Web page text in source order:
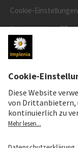
Cookie-Einstellungen
Speak Up Line
AKTIENKURS
SWX: Implenia AG
ISIN: CH0023868554
62,30 CHF
0,00 CHF (0,00%)
Details